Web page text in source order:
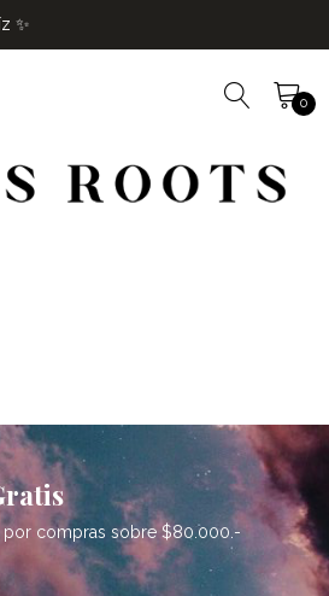
✨️
0
por compras sobre $80.000.-